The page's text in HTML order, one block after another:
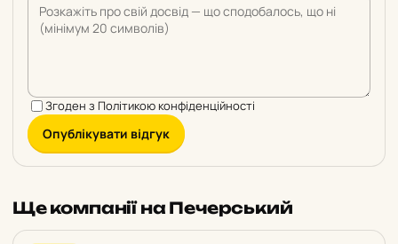
Згоден з Політикою конфіденційності
Опублікувати відгук
Ще компанії на Печерський